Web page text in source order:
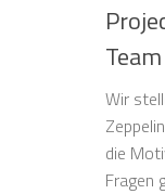
Team
Wir
die
Fragen